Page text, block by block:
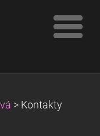
> Kontakty